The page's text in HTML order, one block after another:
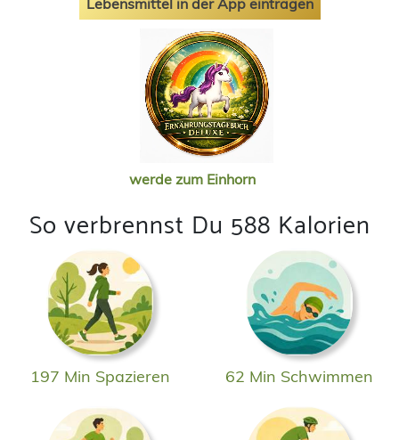
Lebensmittel in der App eintragen
werde zum Einhorn
So verbrennst Du 588 Kalorien
197 Min Spazieren 62 Min Schwimmen